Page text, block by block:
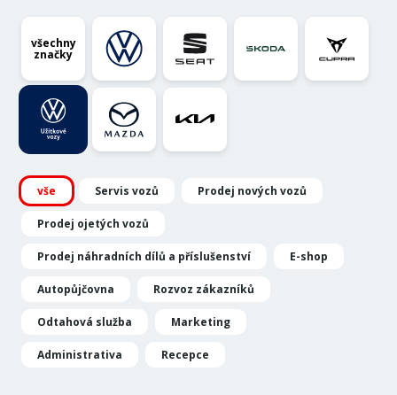
všechny
značky
vše Servis vozů Prodej nových vozů
Prodej ojetých vozů
Prodej náhradních dílů a příslušenství E-shop
Autopůjčovna Rozvoz zákazníků
Odtahová služba Marketing
Administrativa Recepce